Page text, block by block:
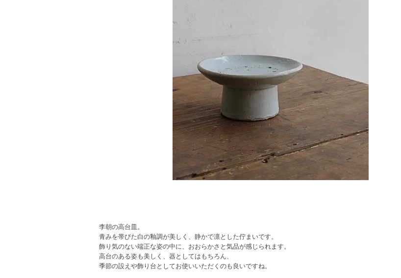
李朝の高台皿。
青みを帯びた白の釉調が美しく、静かで凛とした佇まいです。
飾り気のない端正な姿の中に、おおらかさと気品が感じられます。
高台のある姿も美しく、器としてはもちろん、
季節の設えや飾り台としてお使いいただくのも良いですね。